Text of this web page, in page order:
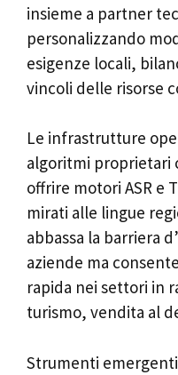
insieme a partner
personalizzando
esigenze locali,
vincoli delle risorse
Le infrastrutture
algoritmi proprietari
offrire motori ASR e
mirati alle lingue
abbassa la barriera
aziende ma
rapida nei settori in
turismo, vendita al
Strumenti